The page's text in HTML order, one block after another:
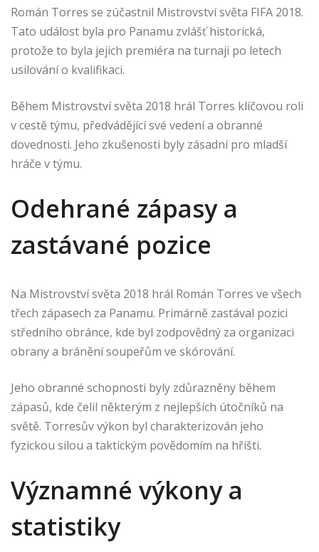
Román Torres se zúčastnil Mistrovství světa FIFA 2018.
Tato událost byla pro Panamu zvlášť historická,
protože to byla jejich premiéra na turnaji po letech
usilování o kvalifikaci.
Během Mistrovství světa 2018 hrál Torres klíčovou roli
v cestě týmu, předvádějící své vedení a obranné
dovednosti. Jeho zkušenosti byly zásadní pro mladší
hráče v týmu.
Odehrané zápasy a
zastávané pozice
Na Mistrovství světa 2018 hrál Román Torres ve všech
třech zápasech za Panamu. Primárně zastával pozici
středního obránce, kde byl zodpovědný za organizaci
obrany a bránění soupeřům ve skórování.
Jeho obranné schopnosti byly zdůrazněny během
zápasů, kde čelil některým z nejlepších útočníků na
světě. Torresův výkon byl charakterizován jeho
fyzickou silou a taktickým povědomím na hřišti.
Významné výkony a
statistiky